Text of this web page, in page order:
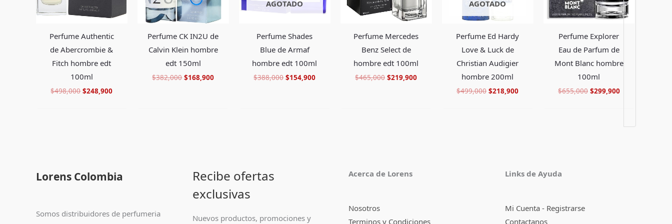
Perfume Authentic
de Abercrombie &
Fitch hombre edt
100ml
$498,000 $248,900
Perfume CK IN2U de
Calvin Klein hombre
edt 150ml
$382,000 $168,900
AGOTADO
Perfume Shades
Blue de Armaf
hombre edt 100ml
$388,000 $154,900
Perfume Mercedes
Benz Select de
hombre edt 100ml
$465,000 $219,900
AGOTADO
Perfume Ed Hardy
Love & Luck de
Christian Audigier
hombre 200ml
$499,000 $218,900
Perfume Explorer
Eau de Parfum de
Mont Blanc hombre
100ml
$655,000 $299,900
Lorens Colombia
Somos distribuidores de perfumeria
Recibe ofertas
exclusivas
Nuevos productos, promociones y
Acerca de Lorens
Nosotros
Terminos y Condiciones
Links de Ayuda
Mi Cuenta - Registrarse
Contactanos